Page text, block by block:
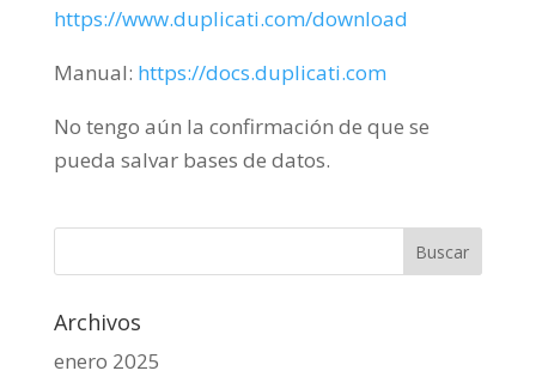
https://www.duplicati.com/download
Manual: https://docs.duplicati.com
No tengo aún la confirmación de que se
pueda salvar bases de datos.
Archivos
enero 2025